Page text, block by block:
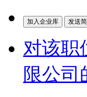
对该职
限公司